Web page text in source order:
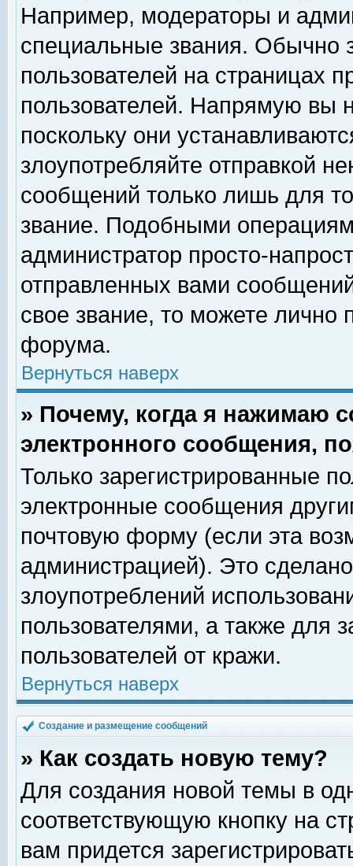
Например, модераторы и
специальные звания. Обычно
пользователей на страницах
пользователей. Напрямую вы
поскольку они
злоупотребляйте отправкой
сообщений только лишь для
звание. Подобными
администратор просто-
отправленных вами
свое звание, то можете лично
форума.
Вернуться наверх
» Почему, когда я нажимаю
электронного сообщения,
Только зарегистрированные
электронные сообщения
почтовую форму (если эта
администрацией). Это
злоупотреблений
пользователями, а также для
пользователей от кражи.
Вернуться наверх
Создание и размещение сообщений
» Как создать новую тему?
Для создания новой темы в
соответствующую кнопку на
вам придется